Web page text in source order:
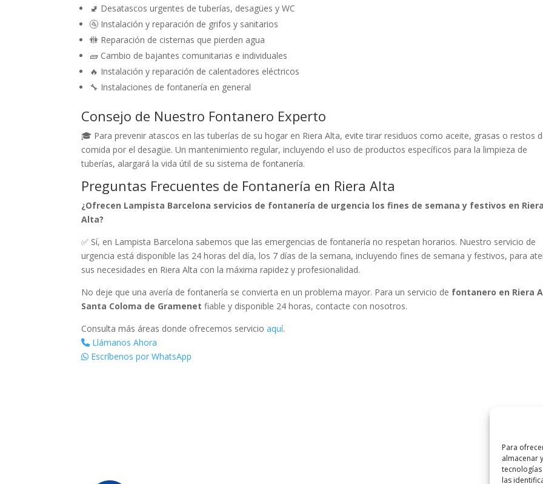
Para
almacenar
las
🚽 Desatascos urgentes de tuberías, desagües y WC
🚰 Instalación y reparación de grifos y sanitarios
🚻 Reparación de cisternas que pierden agua
🧱 Cambio de bajantes comunitarias e individuales
🔥 Instalación y reparación de calentadores eléctricos
🔧 Instalaciones de fontanería en general
Consejo de Nuestro Fontanero Experto
🎓 Para prevenir atascos en las tuberías de su hogar en Riera Alta, evite tirar residuos como aceite, grasas o restos
comida por el desagüe. Un mantenimiento regular, incluyendo el uso de productos específicos para la limpieza de
tuberías, alargará la vida útil de su sistema de fontanería.
Preguntas Frecuentes de Fontanería en Riera Alta
¿Ofrecen Lampista Barcelona servicios de fontanería de urgencia los fines de semana y festivos en Riera
Alta?
✅ Sí, en Lampista Barcelona sabemos que las emergencias de fontanería no respetan horarios. Nuestro servicio de
urgencia está disponible las 24 horas del día, los 7 días de la semana, incluyendo fines de semana y festivos, para
sus necesidades en Riera Alta con la máxima rapidez y profesionalidad.
No deje que una avería de fontanería se convierta en un problema mayor. Para un servicio de fontanero en Riera
Santa Coloma de Gramenet fiable y disponible 24 horas, contacte con nosotros.
Consulta más áreas donde ofrecemos servicioaquí.
Llámanos Ahora
Escríbenos por WhatsApp